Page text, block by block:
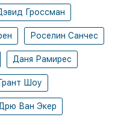
Гроссман
Роселин Санчес
Даня Рамирес
Грант Шоу
Ван Экер